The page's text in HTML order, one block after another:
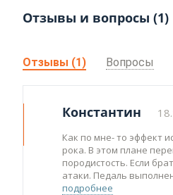
Отзывы и вопросы (1)
Отзывы (1) Вопросы
Константин
Как по мне- то эффект
рока. В этом плане
породистость. Если
атаки. Педаль
подробнее